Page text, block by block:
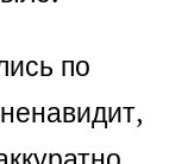
по